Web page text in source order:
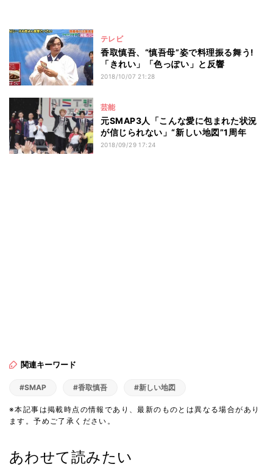
テレビ
香取慎吾、“慎吾母”姿で料理振る舞う!
「きれい」「色っぽい」と反響
2018/10/07 21:28
芸能
元SMAP3人「こんな愛に包まれた状況
が信じられない」“新しい地図”1周年
2018/09/29 17:24
関連キーワード
#SMAP #香取慎吾 #新しい地図
※本記事は掲載時点の情報であり、最新のものとは異なる場合があり
ます。予めご了承ください。
あわせて読みたい